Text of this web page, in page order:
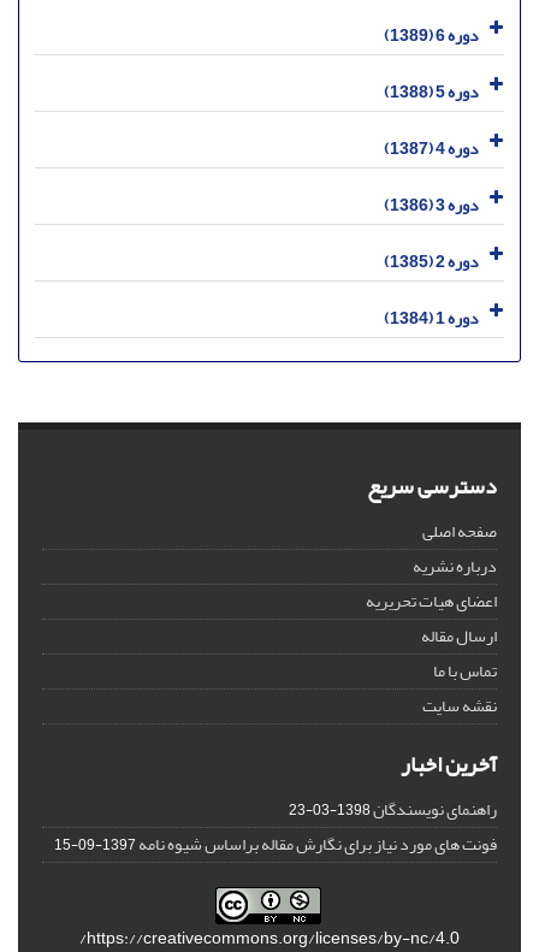
دوره 6 (1389)
دوره 5 (1388)
دوره 4 (1387)
دوره 3 (1386)
دوره 2 (1385)
دوره 1 (1384)
دسترسی سریع
صفحه اصلی
درباره نشریه
اعضای هیات تحریریه
ارسال مقاله
تماس با ما
نقشه سایت
آخرین اخبار
راهنمای نویسندگان1398-03-23
فونت های مورد نیاز برای نگارش مقاله براساس شیوه نامه1397-09-15
https://creativecommons.org/licenses/by-nc/4.0/